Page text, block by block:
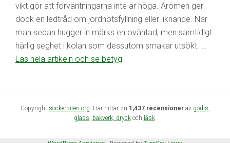
vikt gör att förväntningarna inte är höga. Aromen ger
dock en ledtråd om jordnötsfyllning eller liknande. När
man sedan hugger in märks en oväntad, men samtidigt
härlig seghet i kolan som dessutom smakar utsökt. …
Läs hela artikeln och se betyg
Copyright sockerbiten.org . Här hittar du 1,437 recensionerav godis
glass bakverk, dryckoch läsk.